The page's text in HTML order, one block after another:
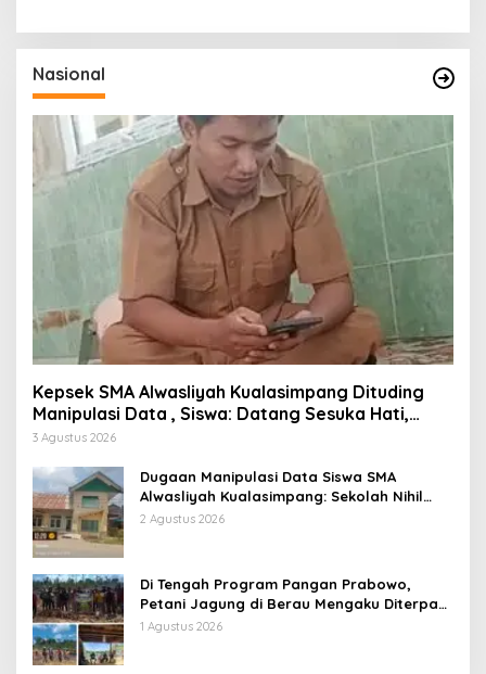
Nasional
Kepsek SMA Alwasliyah Kualasimpang Dituding
Manipulasi Data , Siswa: Datang Sesuka Hati,
Dana MBG Disalurkan ke Guru & Pesantren
3 Agustus 2026
Dugaan Manipulasi Data Siswa SMA
Alwasliyah Kualasimpang: Sekolah Nihil
Murid Tapi Terima Dana BOS & Paket
2 Agustus 2026
Di Tengah Program Pangan Prabowo,
Petani Jagung di Berau Mengaku Diterpa
Tekanan Aparat
1 Agustus 2026